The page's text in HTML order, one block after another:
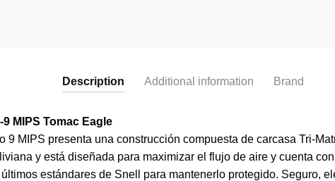
Description Additional information Brand
MIPS Tomac Eagle
9 MIPS presenta una construcción compuesta de carcasa Tri-
y está diseñada para maximizar el flujo de aire y cuenta
estándares de Snell para mantenerlo protegido. Seguro,